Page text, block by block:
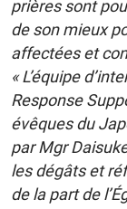
prières sont
de son mieux
affectées et
« L’équipe
Response
évêques du
par Mgr
les dégâts et
de la part de